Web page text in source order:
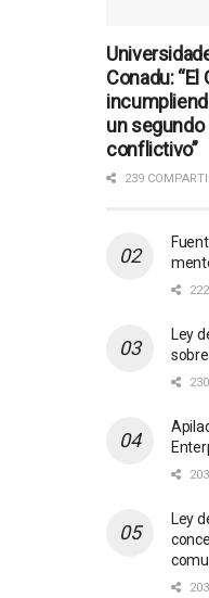
Conadu:
un
conflictivo”
239
Ley
Ley